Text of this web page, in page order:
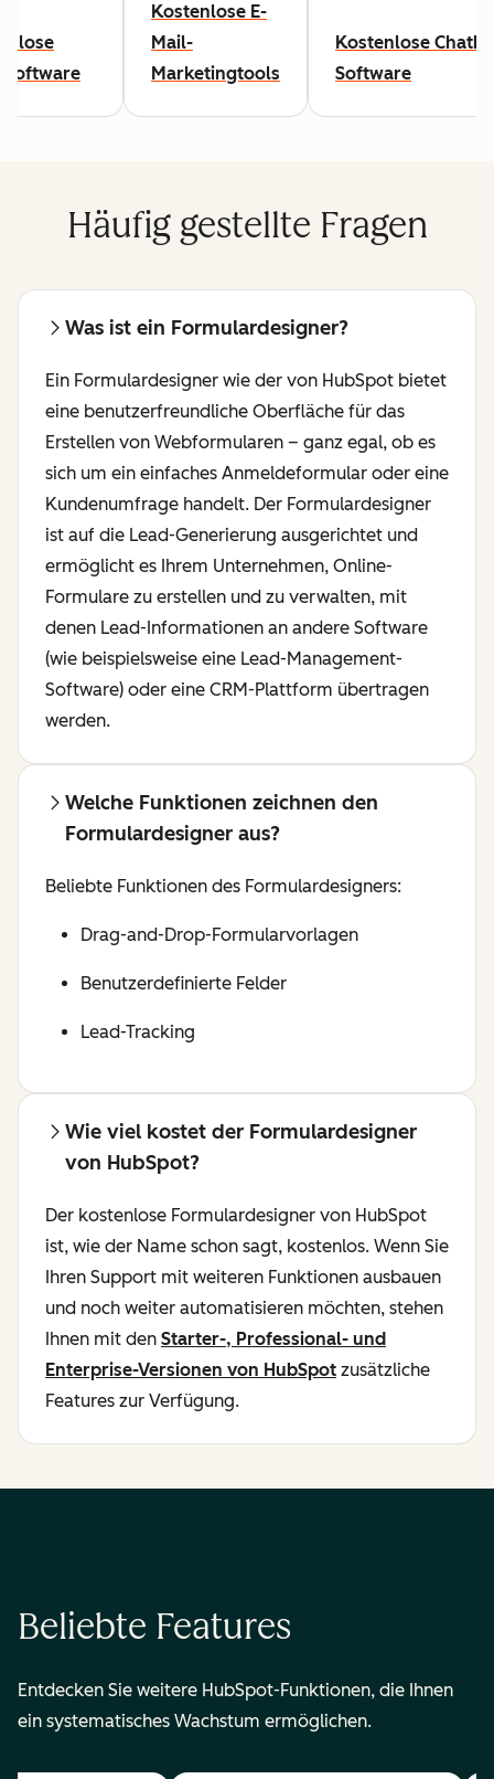
Software
Kostenlose E-
Mail-
Marketingtools
Kostenlose
Software
Häufig gestellte Fragen
Was ist ein Formulardesigner?
Ein Formulardesigner wie der von HubSpot bietet
eine benutzerfreundliche Oberfläche für das
Erstellen von Webformularen – ganz egal, ob es
sich um ein einfaches Anmeldeformular oder eine
Kundenumfrage handelt. Der Formulardesigner
ist auf die Lead-Generierung ausgerichtet und
ermöglicht es Ihrem Unternehmen, Online-
Formulare zu erstellen und zu verwalten, mit
denen Lead-Informationen an andere Software
(wie beispielsweise eine Lead-Management-
Software) oder eine CRM-Plattform übertragen
werden.
Welche Funktionen zeichnen den
Formulardesigner aus?
Beliebte Funktionen des Formulardesigners:
Drag-and-Drop-Formularvorlagen
Benutzerdefinierte Felder
Lead-Tracking
Wie viel kostet der Formulardesigner
von HubSpot?
Der kostenlose Formulardesigner von HubSpot
ist, wie der Name schon sagt, kostenlos. Wenn Sie
Ihren Support mit weiteren Funktionen ausbauen
und noch weiter automatisieren möchten, stehen
Ihnen mit den Starter-, Professional- und
Enterprise-Versionen von HubSpot zusätzliche
Features zur Verfügung.
Beliebte Features
Entdecken Sie weitere HubSpot-Funktionen, die Ihnen
ein systematisches Wachstum ermöglichen.